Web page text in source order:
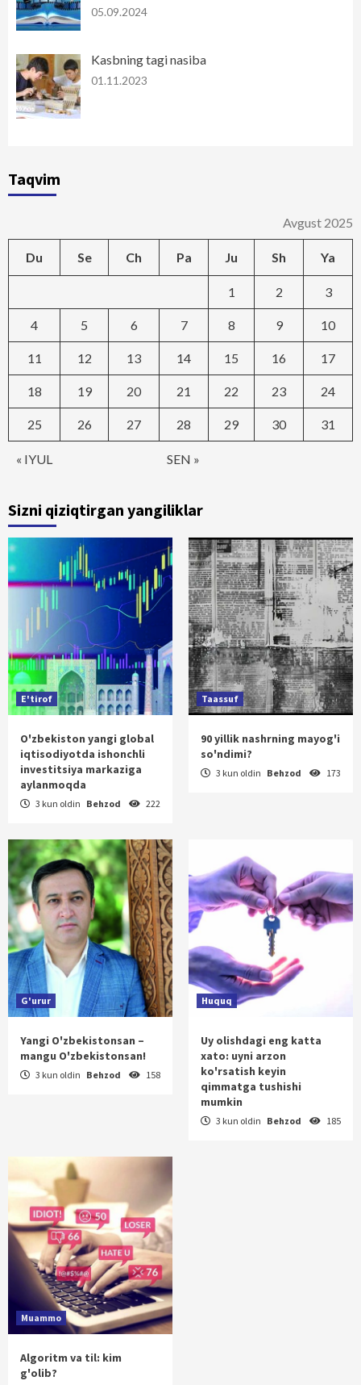
05.09.2024
Kasbning tagi nasiba
01.11.2023
Taqvim
Avgust 2025
Du Se Ch Pa Ju Sh Ya
« IYUL SEN »
1 2 3
4 5 6 7 8 9 10
11 12 13 14 15 16 17
18 19 20 21 22 23 24
25 26 27 28 29 30 31
Sizni qiziqtirgan yangiliklar
E'tirof
O'zbekiston yangi global
iqtisodiyotda ishonchli
investitsiya markaziga
aylanmoqda
3 kun oldin Behzod 222
Taassuf
90 yillik nashrning mayog'i
so'ndimi?
3 kun oldin Behzod 173
G'urur
Yangi O'zbekistonsan –
mangu O'zbekistonsan!
3 kun oldin Behzod 158
Huquq
Uy olishdagi eng katta
xato: uyni arzon
ko'rsatish keyin
qimmatga tushishi
mumkin
3 kun oldin Behzod 185
Muammo
Algoritm va til: kim
g'olib?